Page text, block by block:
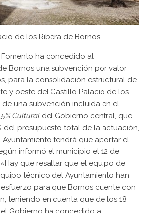
de los Ribera de Bornos
Fomento ha concedido al
Bornos una subvención por valor
para la consolidación estructural de
y oeste del Castillo Palacio de los
de una subvención incluida en el
Cultural del Gobierno central, que
del presupuesto total de la actuación,
Ayuntamiento tendrá que aportar el
informó el municipio el 12 de
«Hay que resaltar que el equipo de
técnico del Ayuntamiento han
para que Bornos cuente con
teniendo en cuenta que de los 18
Gobierno ha concedido a